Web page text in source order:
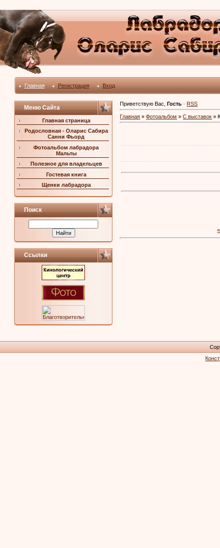
Главная Регистрация Вход
Меню Сайта
Главная страница
Родословная - Оларис Сабира
Санни Фьорд
Фотоальбом лабрадора
Мальты
Полезное для владельцев
Гостевая книга
Щенки лабрадора
Поиск
Ссылки
Приветствую Вас ,Гость · RSS
Главная »Фотоальбом »С выставок »